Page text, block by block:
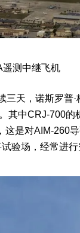
遥测中继飞机
天，诺斯罗普
其中CRJ-700的
这是对AIM-260
验场，经常进行